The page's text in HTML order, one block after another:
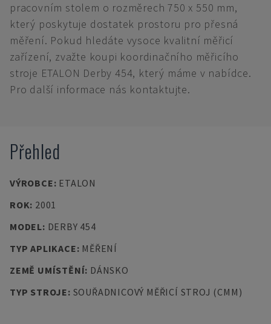
pracovním stolem o rozměrech 750 x 550 mm,
který poskytuje dostatek prostoru pro přesná
měření. Pokud hledáte vysoce kvalitní měřicí
zařízení, zvažte koupi koordinačního měřicího
stroje ETALON Derby 454, který máme v nabídce.
Pro další informace nás kontaktujte.
Přehled
VÝROBCE: ETALON
ROK: 2001
MODEL: DERBY 454
TYP APLIKACE: MĚŘENÍ
ZEMĚ UMÍSTĚNÍ: DÁNSKO
TYP STROJE: SOUŘADNICOVÝ MĚŘICÍ STROJ (CMM)